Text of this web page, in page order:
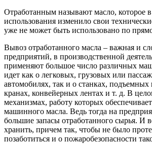
Отработанным называют масло, которое в
использования изменило свои
уже не может быть использовано по
Вывоз отработанного масла – важная и
предприятий, в производственной
применяют большое число различных
идет как о легковых, грузовых или
автомобилях, так и о станках,
кранах, конвейерных лентах и т. д. В
механизмах, работу которых
машинного масла. Ведь тогда на
большие запасы отработанного сырья. И
хранить, причем так, чтобы не было
позаботиться и о пожаробезопасности